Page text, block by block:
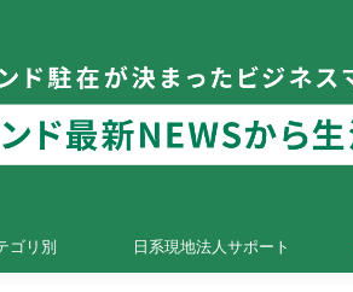
ゴリ別 日系現地法人サポート